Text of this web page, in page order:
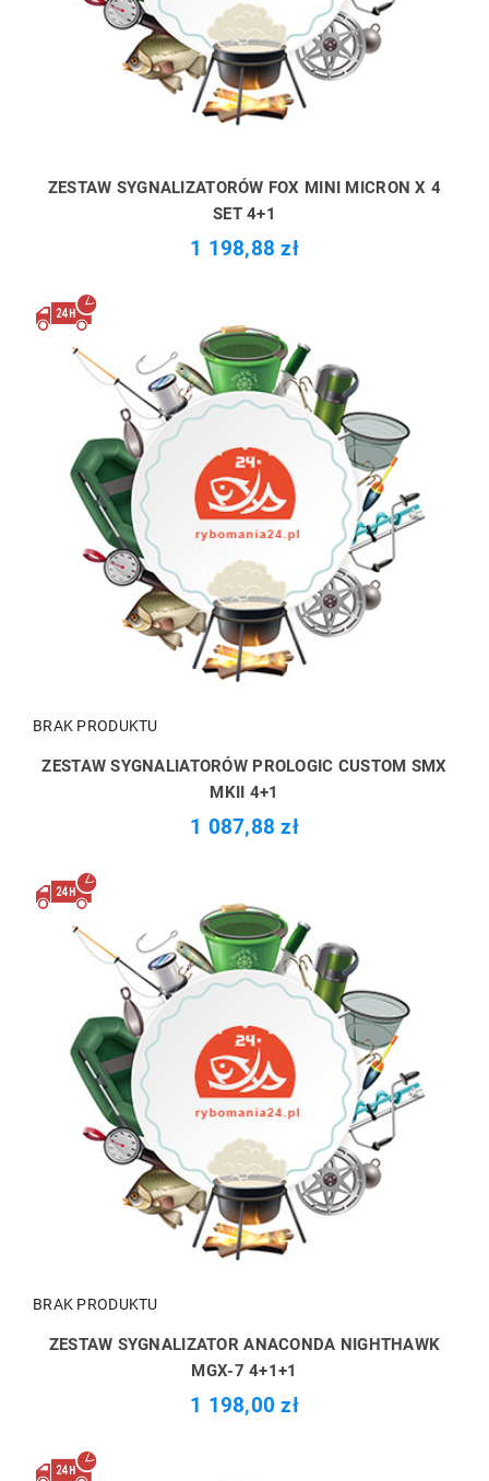
ZESTAW SYGNALIZATORÓW FOX MINI MICRON X 4
SET 4+1
1 198,88 zł
BRAK PRODUKTU
ZESTAW SYGNALIATORÓW PROLOGIC CUSTOM SMX
MKII 4+1
1 087,88 zł
BRAK PRODUKTU
ZESTAW SYGNALIZATOR ANACONDA NIGHTHAWK
MGX-7 4+1+1
1 198,00 zł